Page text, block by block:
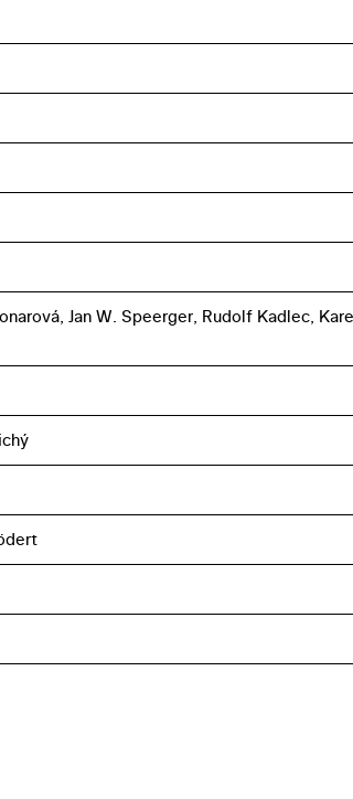
Jan W. Speerger, Rudolf Kadlec,